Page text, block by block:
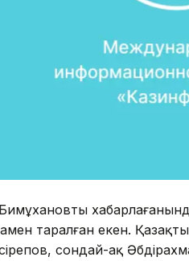
таралған екен.
сондай-ақ